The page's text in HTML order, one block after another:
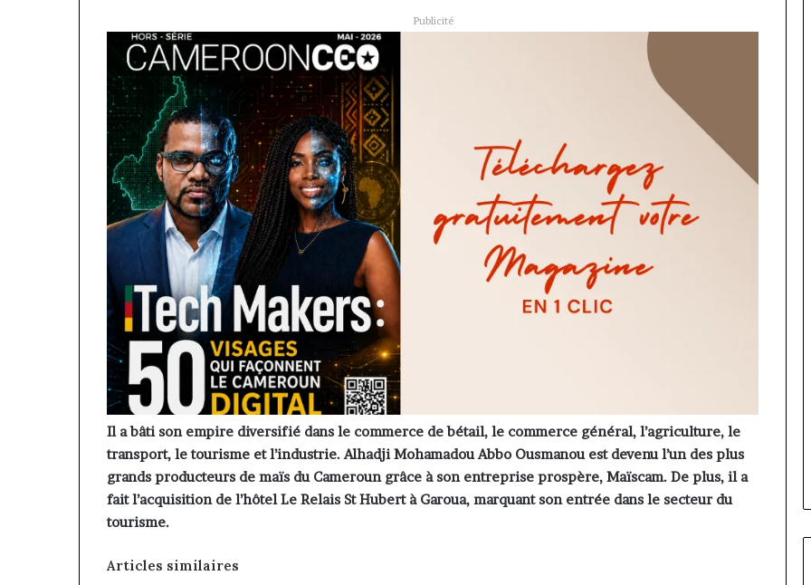
Publicité
Il a bâti son empire diversifié dans le commerce de bétail, le commerce général, l’agriculture, le
transport, le tourisme et l’industrie. Alhadji Mohamadou Abbo Ousmanou est devenu l’un des plus
grands producteurs de maïs du Cameroun grâce à son entreprise prospère, Maïscam. De plus, il a
fait l’acquisition de l’hôtel Le Relais St Hubert à Garoua, marquant son entrée dans le secteur du
tourisme.
Articles similaires